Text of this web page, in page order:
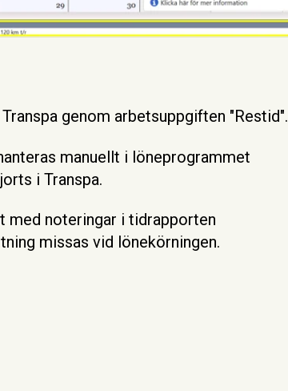
genom arbetsuppgiften "Restid".
manuellt i löneprogrammet
i Transpa.
med noteringar i tidrapporten
missas vid lönekörningen.